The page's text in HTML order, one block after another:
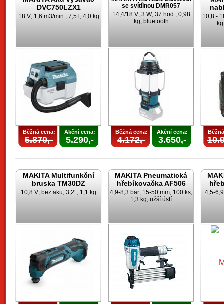
DVC750LZX1
18 V; 1,6 m3/min.; 7,5 l; 4,0 kg
Běžná cena:
5.870,-
Akční cena:
5.290,-
se svítílnou DMR057
14,4/18 V; 3 W; 37 hod.; 0,98
kg; bluetooth
Běžná cena:
4.172,-
Akční cena:
3.650,-
10,8 -
MAKITA Multifunkční
bruska TM30DZ
10,8 V; bez aku; 3,2°; 1,1 kg
MAKITA Pneumatická
hřebíkovačka AF506
4,9-8,3 bar; 15-50 mm; 100 ks;
1,3 kg; užší ústí
4,5-